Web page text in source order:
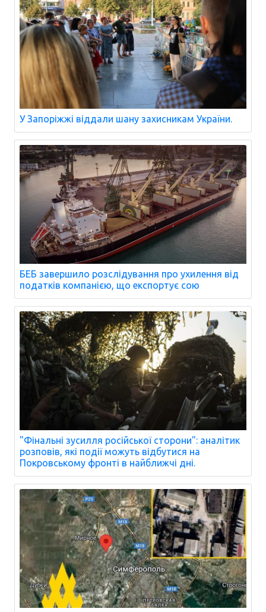
У Запоріжжі віддали шану захисникам України.
БЕБ завершило розслідування про ухилення від
податків компанією, що експортує сою
"Фінальні зусилля російської сторони": аналітик
розповів, які події можуть відбутися на
Покровському фронті в найближчі дні.